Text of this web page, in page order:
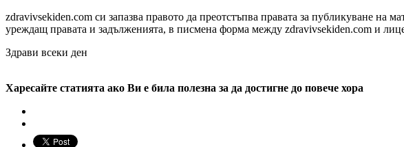
zdravivsekiden.com си запазва правото да преотстъпва правата за публикуване
уреждащ правата и задълженията, в писмена форма между zdravivsekiden.com и
Здрави всеки ден
Харесайте статията ако Ви е била полезна за да достигне до повече хора